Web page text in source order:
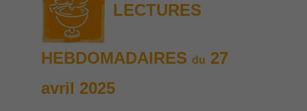
LECTURES
HEBDOMADAIRES du 27
avril 2025